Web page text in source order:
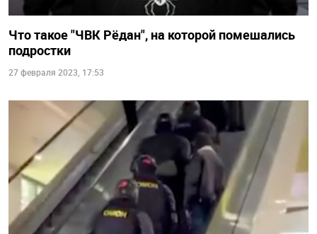
Что такое "ЧВК Рёдан", на которой помешались
подростки
27 февраля 2023, 17:53